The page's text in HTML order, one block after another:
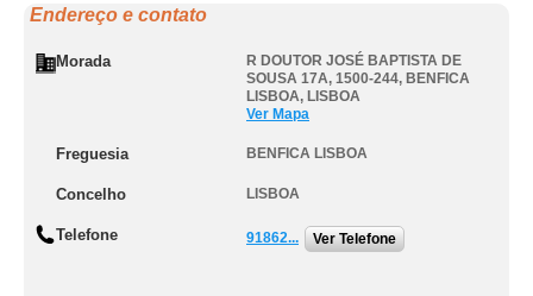
Endereço e contato
Morada
R DOUTOR JOSÉ BAPTISTA DE
SOUSA 17A, 1500-244, BENFICA
LISBOA, LISBOA
Ver Mapa
Freguesia BENFICA LISBOA
Concelho LISBOA
Telefone 91862... Ver Telefone